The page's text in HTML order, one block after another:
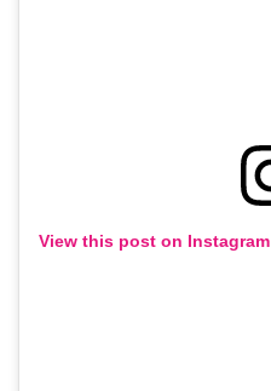
View this post on Instagram